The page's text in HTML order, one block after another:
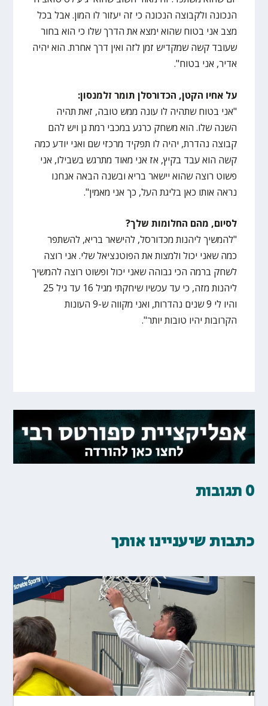
הנכונה ולקבוצה הנכונה כי זה יעזור לו המון. אבל בכל
מצב אני בטוח שהוא ימצא את הדרך שלו כי הוא בחור
שעובד קשה שמקדיש זמן לזה ואין דרך אחרת. הוא יהיה
אדיר, אני בטוח".
על אחיו הקטן, הכדורסלן תומר זלמנסון:
"אני בטוח שתהיה לו עונה ממש טובה, זאת תהיה
השנה שלו. הוא משחק כרגע במכבי רמת גן ויש להם
קבוצה נהדרת, יהיה לו תפקיד מרכזי שם ואני יודע כמה
קשה הוא עבד בקיץ, אז אני מאוד מתרגש בשבילו, אני
פשוט רוצה שהוא יישאר בריא ובשנה הבאה אנחנו
נראה אותו כאן בליגת העל, כך אני מאמין".
לסיום, מהם החלומות שלך?
"להמשיך ליהנות מכדורסל, להישאר בריא, להשתפר
כמה שאני יכול ולמצות את הפוטנציאל שלי. אני רוצה
לשחק ברמה הכי גבוהה שאני יכול ופשוט רוצה להמשיך
ליהנות מזה, כי עד עכשיו שיחקתי מגיל 16 עד גיל 25
והיו לי 9 שנים נהדרות, ואני מקווה ש-9 העונות
הקרובות יהיו טובות יותר".
0 תגובות
כתבות שיעניינו אותך